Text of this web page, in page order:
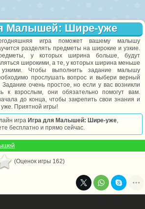
Малышей: Шире-уже
игра поможет вашему малышу
разделять предметы на широкие и узкие.
у которых ширина больше, будут
широкими, а те, у которых ширина меньше
Чтобы выполнить задание малышу
прослушать вопрос и выбери верный
Задание очень простое, но если у вас возникли
к взрослым, они обязательно помогут вам.
до конца, чтобы закрепить свои знания и
Приятной игры!
игра Игра для Малышей: Шире-уже,
бесплатно и прямо сейчас.
(Оценок игры 162)